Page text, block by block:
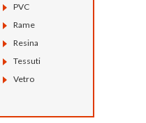
PVC
Rame
Resina
Tessuti
Vetro